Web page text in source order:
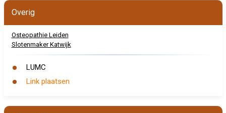
Overig
Osteopathie Leiden
Slotenmaker Katwijk
LUMC
Link plaatsen